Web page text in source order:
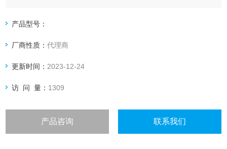
产品型号：
厂商性质：代理商
更新时间： 2023-12-24
访 问 量： 1309
产品咨询 联系我们